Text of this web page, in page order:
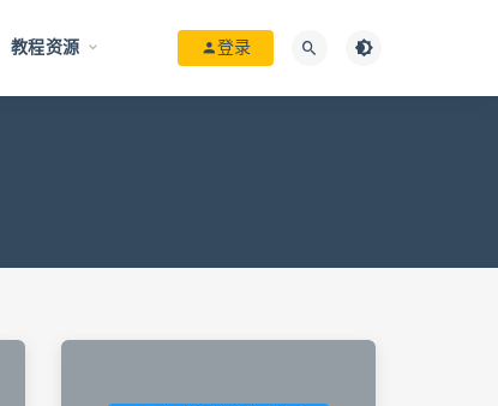
教程资源 登录